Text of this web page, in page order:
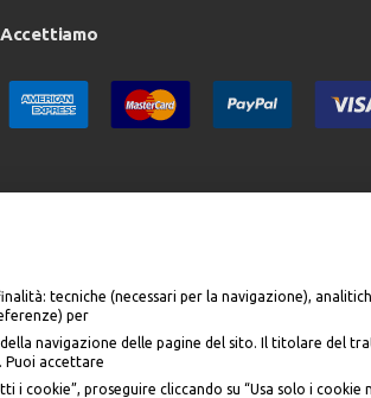
Accettiamo
in via Aurelio Lampredi, n. 81 - 57121 Livorno
tecniche (necessari per la navigazione),
per
navigazione delle pagine del sito. Il titolare del
Puoi accettare
cookie”, proseguire cliccando su “Usa solo i cookie